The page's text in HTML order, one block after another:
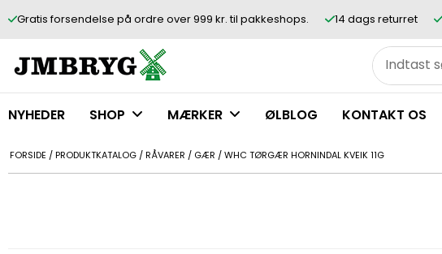
Gratis forsendelse på ordre over 999 kr. til pakkeshops. 14 dags returret
NYHEDER SHOP MÆRKER ØLBLOG KONTAKT OS
FORSIDE / PRODUKTKATALOG /RÅVARER / GÆR /WHC TØRGÆR HORNINDAL KVEIK 11G